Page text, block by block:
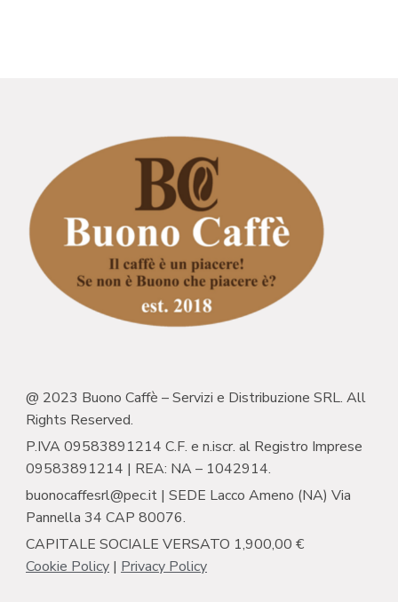
@ 2023 Buono Caffè – Servizi e Distribuzione SRL. All
Rights Reserved.
P.IVA 09583891214 C.F. e n.iscr. al Registro Imprese
09583891214 | REA: NA – 1042914.
buonocaffesrl@pec.it | SEDE Lacco Ameno (NA) Via
Pannella 34 CAP 80076.
CAPITALE SOCIALE VERSATO 1,900,00 €
Cookie Policy | Privacy Policy